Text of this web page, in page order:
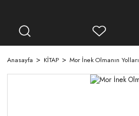
Anasayfa KİTAP Mor İnek Olmanın Yolları